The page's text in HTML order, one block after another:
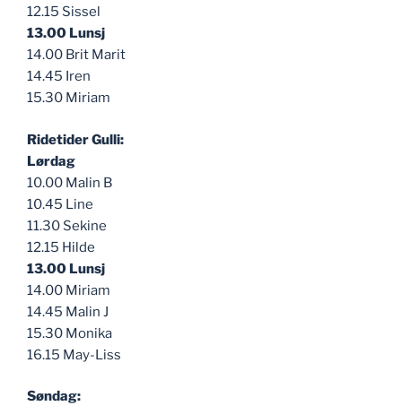
12.15 Sissel
13.00 Lunsj
14.00 Brit Marit
14.45 Iren
15.30 Miriam
Ridetider Gulli:
Lørdag
10.00 Malin B
10.45 Line
11.30 Sekine
12.15 Hilde
13.00 Lunsj
14.00 Miriam
14.45 Malin J
15.30 Monika
16.15 May-Liss
Søndag: